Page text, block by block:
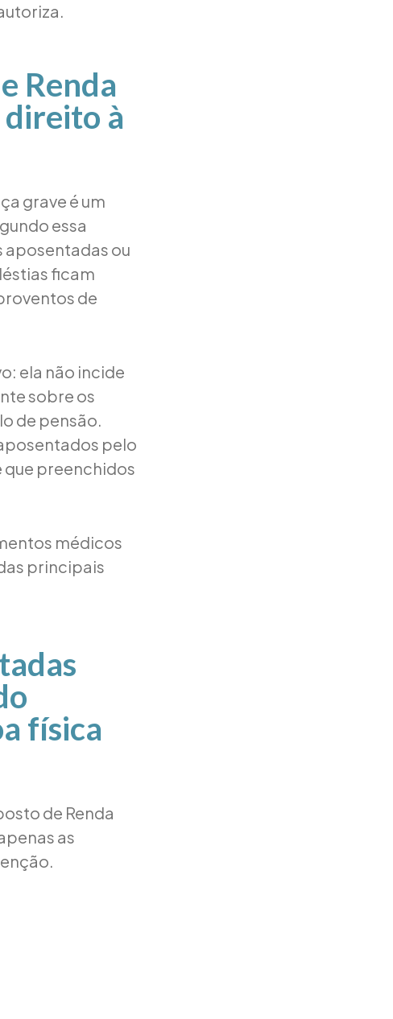
Renda
direito à
grave é um
essa
aposentadas ou
ficam
de
ela não incide
sobre os
de pensão.
pelo
que preenchidos
médicos
principais
física
de Renda
as